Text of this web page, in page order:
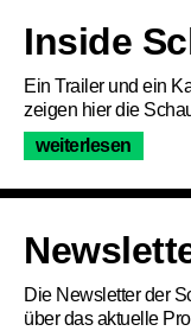
Inside
Ein Trailer und ein
zeigen hier die
weiterlesen
Die Newsletter der
über das aktuelle